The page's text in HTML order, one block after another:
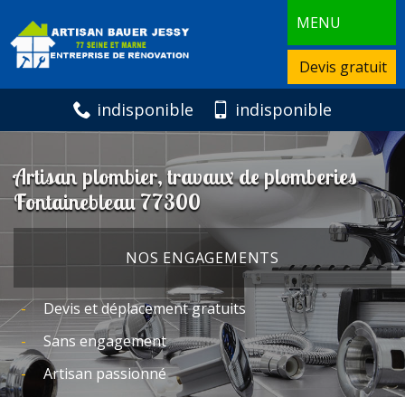
MENU
Devis gratuit
indisponible indisponible
Artisan plombier, travaux de plomberies
Fontainebleau 77300
NOS ENGAGEMENTS
Devis et déplacement gratuits
Sans engagement
Artisan passionné